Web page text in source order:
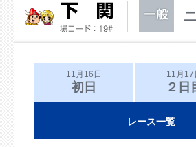
11月16日
初日
11月17
２日
レース一覧